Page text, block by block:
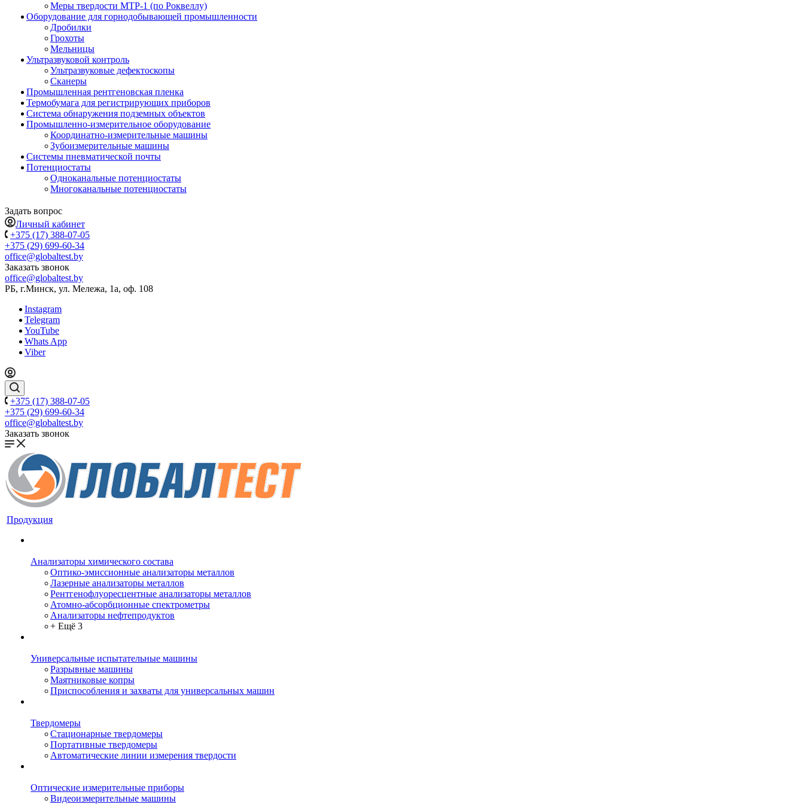
Меры твердости МТР-1 (по Роквеллу)
Оборудование для горнодобывающей промышленности
Дробилки
Грохоты
Мельницы
Ультразвуковой контроль
Ультразвуковые дефектоскопы
Сканеры
Промышленная рентгеновская пленка
Термобумага для регистрирующих приборов
Система обнаружения подземных объектов
Промышленно-измерительное оборудование
Координатно-измерительные машины
Зубоизмерительные машины
Системы пневматической почты
Потенциостаты
Одноканальные потенциостаты
Многоканальные потенциостаты
Задать вопрос
Личный кабинет
+375 (17) 388-07-05
+375 (29) 699-60-34
office@globaltest.by
Заказать звонок
office@globaltest.by
РБ, г.Минск, ул. Мележа, 1а, оф. 108
Instagram
Telegram
YouTube
Whats App
Viber
+375 (17) 388-07-05
+375 (29) 699-60-34
office@globaltest.by
Заказать звонок
Продукция
Анализаторы химического состава
Оптико-эмиссионные анализаторы металлов
Лазерные анализаторы металлов
Рентгенофлуоресцентные анализаторы металлов
Атомно-абсорбционные спектрометры
Анализаторы нефтепродуктов
+ Ещё 3
Универсальные испытательные машины
Разрывные машины
Маятниковые копры
Приспособления и захваты для универсальных машин
Твердомеры
Стационарные твердомеры
Портативные твердомеры
Автоматические линии измерения твердости
Оптические измерительные приборы
Видеоизмерительные машины